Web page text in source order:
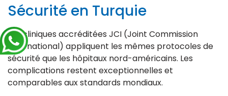
Sécurité en Turquie
Les cliniques accréditées JCI (Joint Commission
International) appliquent les mêmes protocoles de
sécurité que les hôpitaux nord-américains. Les
complications restent exceptionnelles et
comparables aux standards mondiaux.